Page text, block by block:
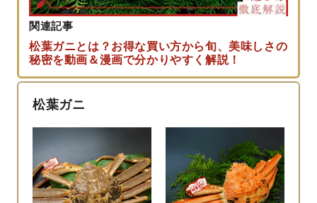
関連記事
松葉ガニとは？お得な買い方から旬、美味しさの
秘密を動画＆漫画で分かりやすく解説！
松葉ガニ